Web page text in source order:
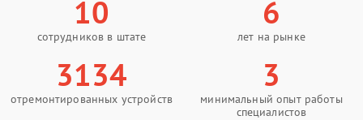
10
сотрудников в штате
6
лет на рынке
3134
отремонтированных устройств
3
минимальный опыт работы
специалистов